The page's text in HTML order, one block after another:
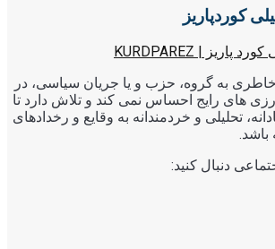
کوردپاریز
خاطری به گروه، حزب و یا جریان سیاسی، در
های رایج احساس نمی کند و تلاش دارد تا
تحلیلی و خردمندانه به وقایع و رخدادهای
دنبال کنید: